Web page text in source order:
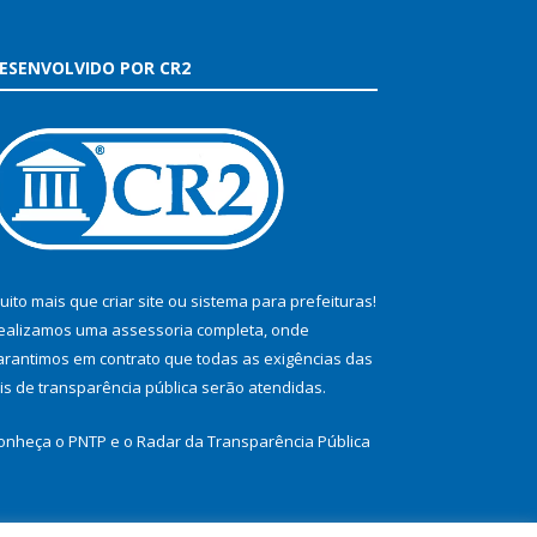
POR CR2
mais que criar site ou sistema para prefeituras!
uma assessoria completa, onde
em contrato que todas as exigências das
de transparência pública serão atendidas.
o PNTP e o Radar da Transparência Pública